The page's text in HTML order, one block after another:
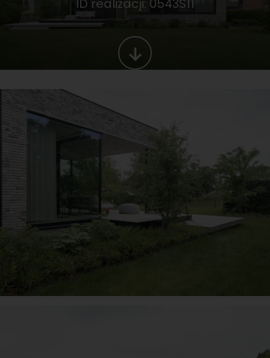
ID realizacji: 0543S11